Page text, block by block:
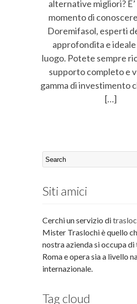
alternative migliori?
momento di
Doremifasol, esperti
approfondita e
luogo. Potete sempre
supporto completo e
gamma di investimento
[…]
Siti amici
Cerchi un servizio di
Mister Traslochi è quello
nostra azienda si occupa
Roma e opera sia a livello
internazionale.
Tag cloud